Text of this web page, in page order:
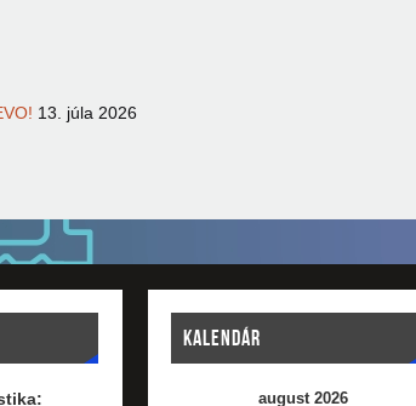
13. júla 2026
KALENDÁR
august 2026